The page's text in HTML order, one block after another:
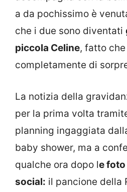
a da pochissimo è
che i due sono diventati
piccola Celine, fatto
completamente di
La notizia della
per la prima volta
planning ingaggiata
baby shower, ma a
qualche ora dopo le
social: il pancione della